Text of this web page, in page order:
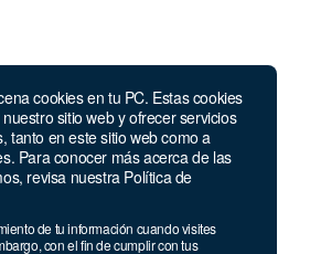
cookies en tu PC. Estas cookies
sitio web y ofrecer servicios
tanto en este sitio web como a
Para conocer más acerca de las
revisa nuestra Política de
de tu información cuando visites
con el fin de cumplir con tus
de 8 a.m. a 2 p.m.
033 40 39